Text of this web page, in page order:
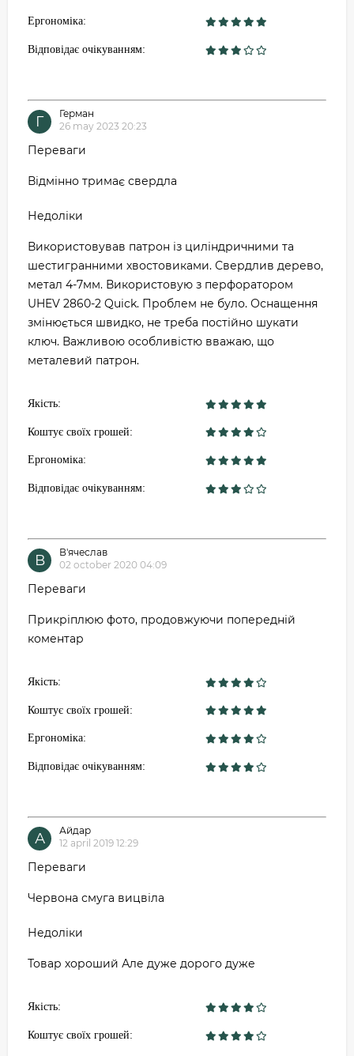
Ергономіка:
Відповідає очікуванням:
Г
Герман
26 may 2023 20:23
Переваги
Відмінно тримає свердла
Недоліки
Використовував патрон із циліндричними та
шестигранними хвостовиками. Свердлив дерево,
метал 4-7мм. Використовую з перфоратором
UHEV 2860-2 Quick. Проблем не було. Оснащення
змінюється швидко, не треба постійно шукати
ключ. Важливою особливістю вважаю, що
металевий патрон.
Якість:
Коштує своїх грошей:
Ергономіка:
Відповідає очікуванням:
В
В'ячеслав
02 october 2020 04:09
Переваги
Прикріплюю фото, продовжуючи попередній
коментар
Якість:
Коштує своїх грошей:
Ергономіка:
Відповідає очікуванням:
А
Айдар
12 april 2019 12:29
Переваги
Червона смуга вицвіла
Недоліки
Товар хороший Але дуже дорого дуже
Якість:
Коштує своїх грошей: